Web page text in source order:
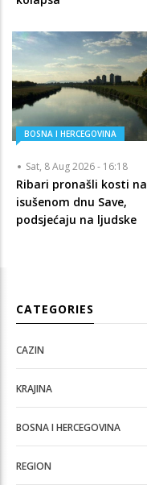
BOSNA I HERCEGOVINA
Sat, 8 Aug 2026 - 16:18
Ribari pronašli kosti na
isušenom dnu Save,
podsjećaju na ljudske
CATEGORIES
CAZIN
KRAJINA
BOSNA I HERCEGOVINA
REGION